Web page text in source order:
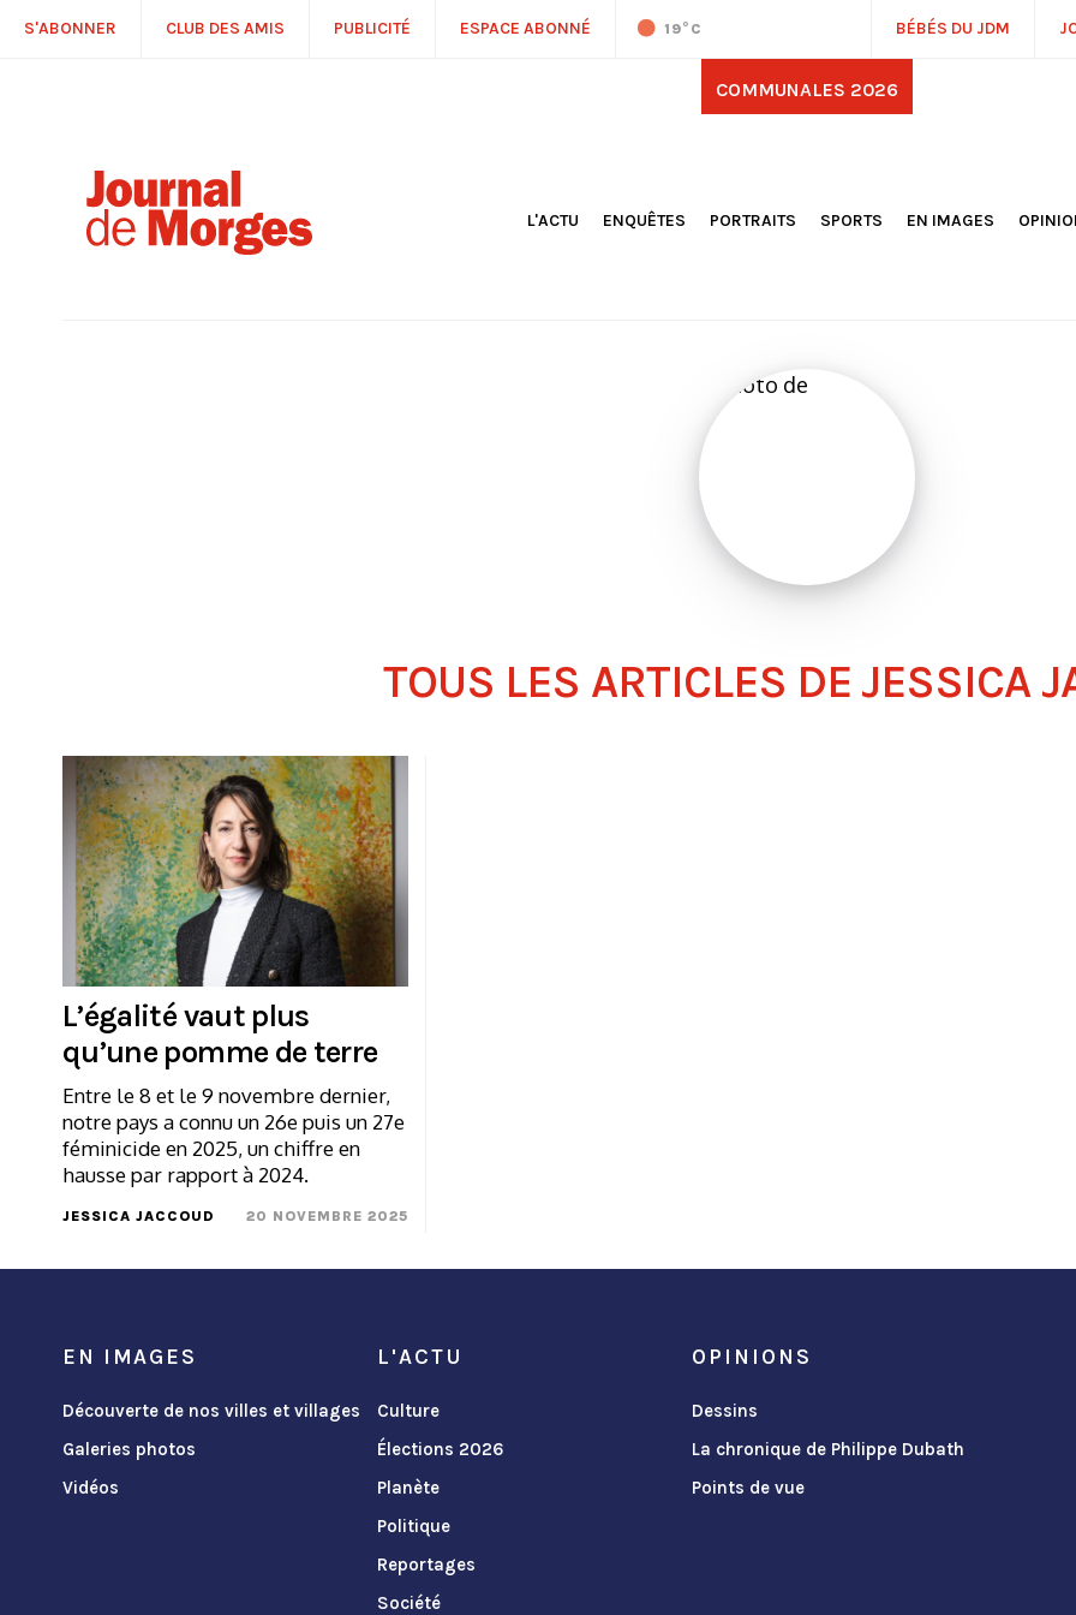
S'ABONNER CLUB DES AMIS PUBLICITÉ ESPACE ABONNÉ 19°C BÉBÉS DU JDM
COMMUNALES 2026
L'ACTU
ENQUÊTES PORTRAITS
SPORTS
EN IMAGES
TOUS LES ARTICLES DE JESSICA
L’égalité vaut plus
qu’une pomme de terre
Entre le 8 et le 9 novembre dernier,
notre pays a connu un 26e puis un 27e
féminicide en 2025, un chiffre en
hausse par rapport à 2024.
JESSICA JACCOUD 20 NOVEMBRE 2025
EN IMAGES
Découverte de nos villes et villages
Galeries photos
Vidéos
L'ACTU
Culture
Élections 2026
Planète
Politique
Reportages
Société
OPINIONS
Dessins
La chronique de Philippe Dubath
Points de vue